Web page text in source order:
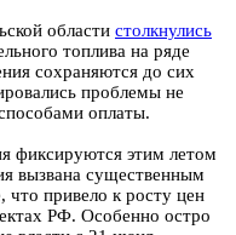
области столкнулись
топлива на ряде
сохраняются до сих
проблемы не
оплаты.
фиксируются этим летом
вызвана существенным
привело к росту цен
РФ. Особенно остро